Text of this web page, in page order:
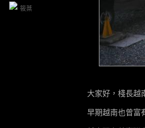
筱棻
大家好，棧長越
早期越南也曾富